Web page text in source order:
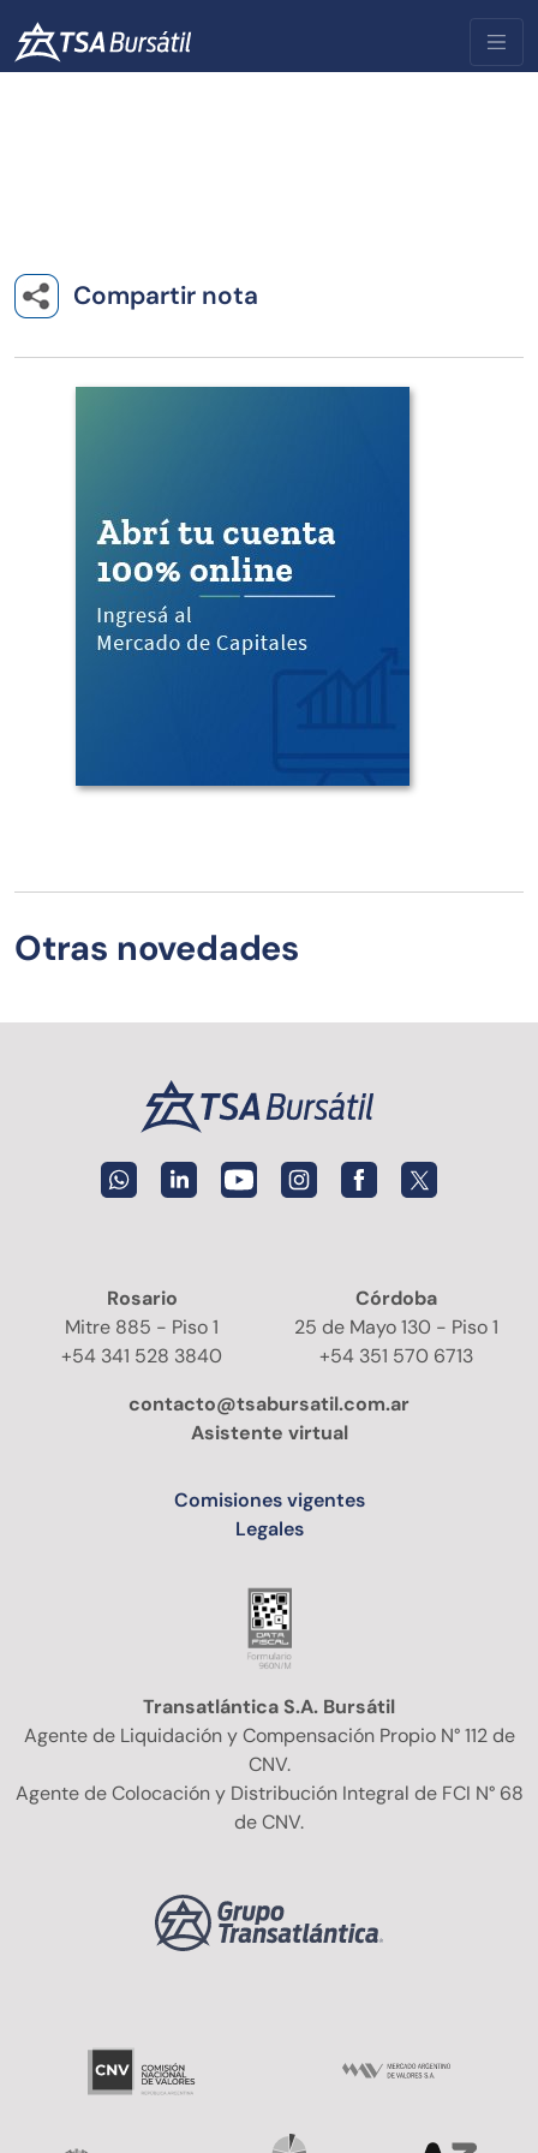
Compartir nota
Otras novedades
Rosario
Mitre 885 - Piso 1
+54 341 528 3840
Córdoba
25 de Mayo 130 - Piso 1
+54 351 570 6713
contacto@tsabursatil.com.ar
Asistente virtual
Comisiones vigentes
Legales
Transatlántica S.A. Bursátil
Agente de Liquidación y Compensación Propio N° 112 de
CNV.
Agente de Colocación y Distribución Integral de FCI N° 68
de CNV.